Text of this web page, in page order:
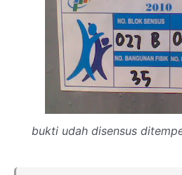
bukti udah disensus